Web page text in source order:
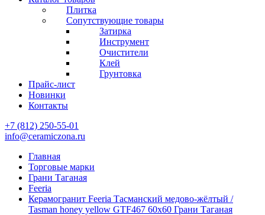
Плитка
Сопутствующие товары
Затирка
Инструмент
Очистители
Клей
Грунтовка
Прайс-лист
Новинки
Контакты
+7 (812) 250-55-01
info@ceramiczona.ru
Главная
Торговые марки
Грани Таганая
Feeria
Керамогранит Feeria Тасманский медово‑жёлтый /
Tasman honey yellow GTF467 60х60 Грани Таганая